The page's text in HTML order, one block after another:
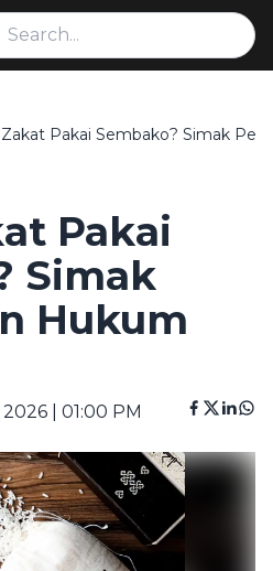
Zakat Pakai Sembako? Simak
Pakai
Simak
Hukum
| 01:00 PM